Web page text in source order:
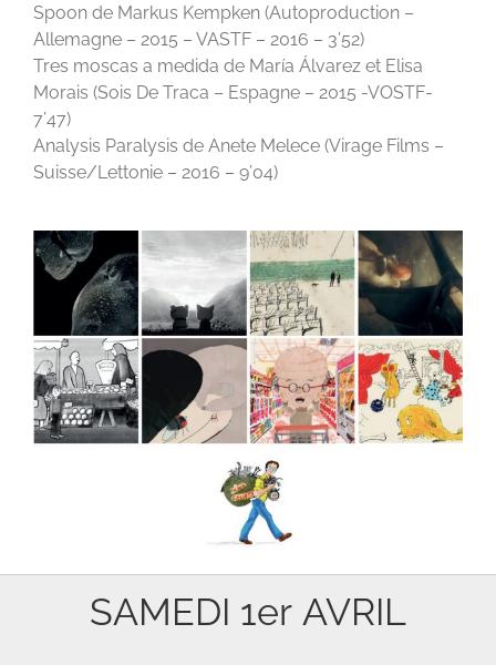
Spoon de Markus Kempken (Autoproduction –
Allemagne – 2015 – VASTF – 2016 – 3’52)
Tres moscas a medida de María Álvarez et Elisa
Morais (Sois De Traca – Espagne – 2015 -VOSTF-
7’47)
Analysis Paralysis de Anete Melece (Virage Films –
Suisse/Lettonie – 2016 – 9’04)
SAMEDI 1er AVRIL